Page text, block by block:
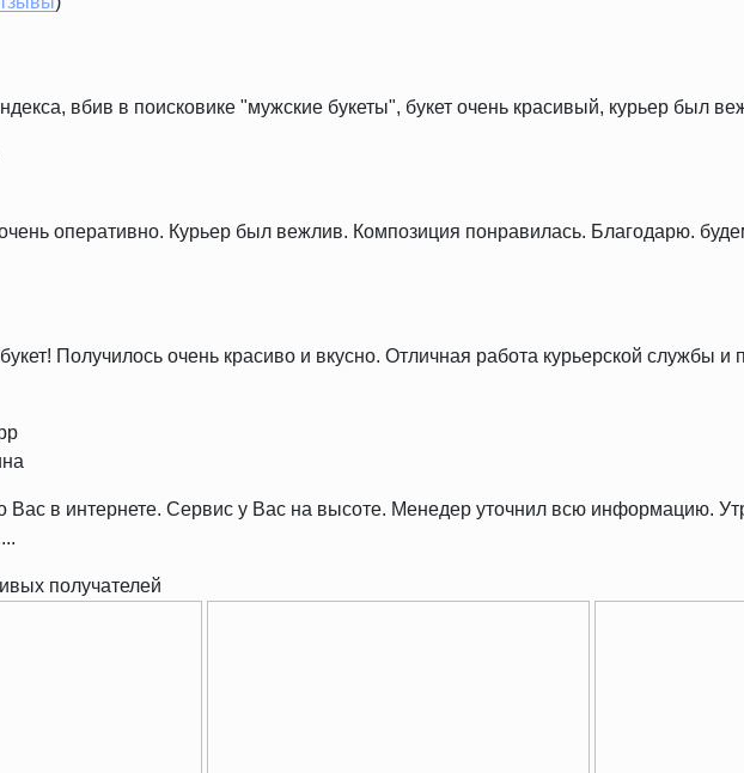
вбив в поисковике "мужские букеты", букет очень красивый, курьер был
оперативно. Курьер был вежлив. Композиция понравилась. Благодарю.
Получилось очень красиво и вкусно. Отличная работа курьерской службы
Вас в интернете. Сервис у Вас на высоте. Менедер уточнил всю информацию.
получателей